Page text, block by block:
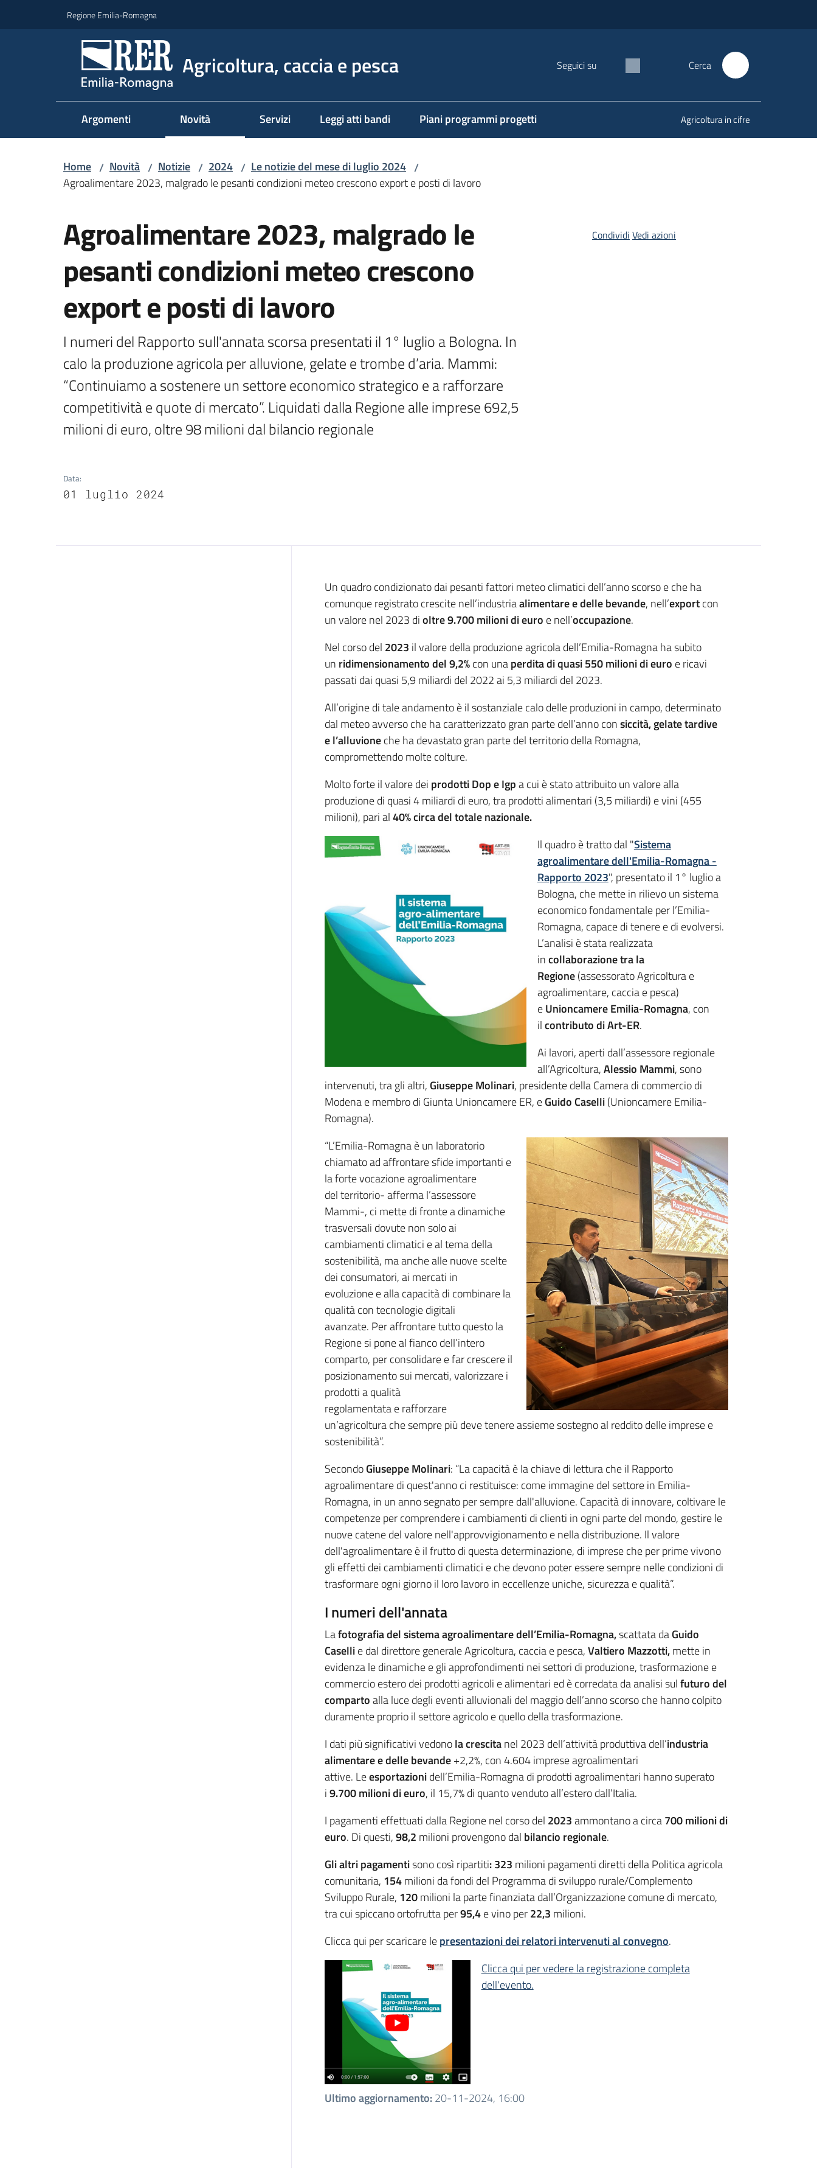
Regione Emilia-Romagna
Agricoltura, caccia e pesca Seguici su Cerca
Argomenti Novità Servizi Leggi atti bandi Piani programmi progetti Agricoltura in cifre
Home / Novità / Notizie / 2024 / Le notizie del mese di luglio 2024 /
Agroalimentare 2023, malgrado le pesanti condizioni meteo crescono export e posti di lavoro
Agroalimentare 2023, malgrado le
pesanti condizioni meteo crescono
export e posti di lavoro
I numeri del Rapporto sull'annata scorsa presentati il 1° luglio a Bologna. In
calo la produzione agricola per alluvione, gelate e trombe d’aria. Mammi:
“Continuiamo a sostenere un settore economico strategico e a rafforzare
competitività e quote di mercato”. Liquidati dalla Regione alle imprese 692,5
milioni di euro, oltre 98 milioni dal bilancio regionale
Data:
01 luglio 2024
Condividi Vedi azioni
Introduzione
Un quadro condizionato dai pesanti fattori meteo climatici dell’anno scorso e che ha
comunque registrato crescite nell’industriaalimentare e delle bevande, nell’exportcon
un valore nel 2023 dioltre 9.700 milioni di euro e nell’occupazione.
Nel corso del 2023 il valore della produzione agricola dell’Emilia-Romagna ha subito
un ridimensionamento del 9,2%con unaperditadi quasi 550 milioni di euro e ricavi
passati dai quasi 5,9 miliardi del 2022 ai 5,3 miliardi del 2023.
All’origine di tale andamento è il sostanziale calo delle produzioni in campo, determinato
dal meteo avverso che ha caratterizzato gran parte dell’anno consiccità, gelate tardive
e l’alluvioneche ha devastato gran parte del territorio della Romagna,
compromettendo molte colture.
Molto forte il valore dei prodotti Dop e Igpa cui è stato attribuito un valore alla
produzione di quasi 4 miliardi di euro, tra prodotti alimentari (3,5 miliardi) e vini (455
milioni), pari al40% circa del totale nazionale.
Il quadro è tratto dal "Sistema
agroalimentare dell'Emilia-Romagna -
Rapporto 2023", presentato il 1° luglio a
Bologna, che mette in rilievo un sistema
economico fondamentale per l’Emilia-
Romagna, capace di tenere e di evolversi.
L’analisi è stata realizzata
incollaborazione tra la
Regione(assessorato Agricoltura e
agroalimentare, caccia e pesca)
eUnioncamere Emilia-Romagna, con
ilcontributo di Art-ER.
Ai lavori, aperti dall’assessore regionale
all’Agricoltura,Alessio Mammi, sono
intervenuti, tra gli altri, Giuseppe Molinari, presidente della Camera di commercio di
Modena e membro di Giunta Unioncamere ER, eGuido Caselli(Unioncamere Emilia-
Romagna).
“L’Emilia-Romagna è un laboratorio
chiamato ad affrontare sfide importanti e
la forte vocazione agroalimentare
del territorio- afferma l’assessore
Mammi-, ci mette di fronte a dinamiche
trasversali dovute non solo ai
cambiamenti climatici e al tema della
sostenibilità, ma anche alle nuove scelte
dei consumatori, ai mercati in
evoluzione e alla capacità di combinare la
qualità con tecnologie digitali
avanzate. Per affrontare tutto questo la
Regione si pone al fianco dell’intero
comparto, per consolidare e far crescere il
posizionamento sui mercati, valorizzare i
prodotti a qualità
regolamentata e rafforzare
un’agricoltura che sempre più deve tenere assieme sostegno al reddito delle imprese e
sostenibilità”.
SecondoGiuseppe Molinari: “La capacità è la chiave di lettura che il Rapporto
agroalimentare di quest'anno ci restituisce: come immagine del settore in Emilia-
Romagna, in un anno segnato per sempre dall'alluvione. Capacità di innovare, coltivare le
competenze per comprendere i cambiamenti di clienti in ogni parte del mondo, gestire le
nuove catene del valore nell'approvvigionamento e nella distribuzione. Il valore
dell'agroalimentare è il frutto di questa determinazione, di imprese che per prime vivono
gli effetti dei cambiamenti climatici e che devono poter essere sempre nelle condizioni di
trasformare ogni giorno il loro lavoro in eccellenze uniche, sicurezza e qualità”.
I numeri dell'annata
Lafotografia del sistema agroalimentare dell’Emilia-Romagna,scattata daGuido
Casellie dal direttore generale Agricoltura, caccia e pesca,Valtiero Mazzotti,mette in
evidenza ledinamiche e gli approfondimenti nei settori di produzione, trasformazione e
commercio estero dei prodotti agricoli e alimentari ed è corredata da analisi sulfuturo del
compartoalla luce degli eventi alluvionali del maggio dell’anno scorso che hanno colpito
duramente proprio il settore agricolo e quello della trasformazione.
I dati più significativi vedonola crescitanel 2023 dell’attività produttiva dell’industria
alimentare e delle bevande+2,2%, con 4.604 imprese agroalimentari
attive. Leesportazionidell’Emilia-Romagna di prodotti agroalimentari hanno superato
i9.700 milioni di euro, il 15,7% di quanto venduto all’estero dall’Italia.
I pagamenti effettuati dalla Regione nel corso del 2023ammontano a circa700milioni di
euro. Di questi,98,2 milioni provengono dal bilancio regionale.
Gli altri pagamentisono così ripartiti: 323 milioni pagamenti diretti della Politica agricola
comunitaria, 154milioni da fondi del Programma di sviluppo rurale/Complemento
Sviluppo Rurale, 120milioni la parte finanziata dall’Organizzazione comune di mercato,
tra cui spiccano ortofrutta per95,4e vino per22,3 milioni.
Clicca qui per scaricare lepresentazioni dei relatori intervenuti al convegno.
Clicca qui per vedere la registrazione completa
dell'evento.
Ultimo aggiornamento:20-11-2024, 16:00